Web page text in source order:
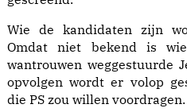
Wie de kandidaten zijn
Omdat niet bekend is
wantrouwen weggestuurde
opvolgen wordt er volop
die PS zou willen voordragen.